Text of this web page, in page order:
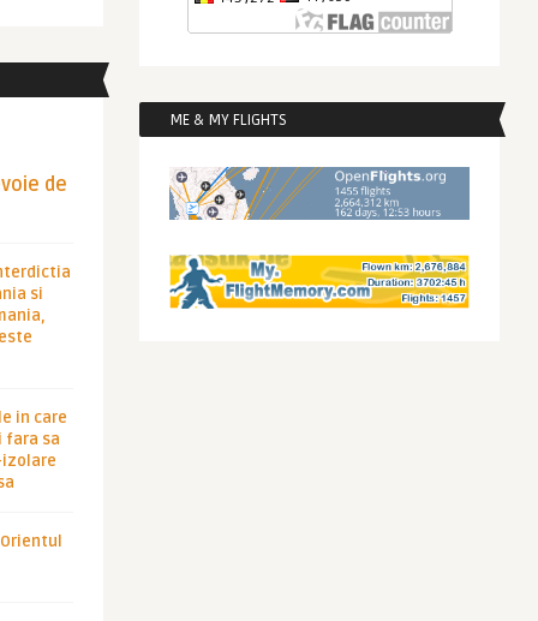
de
si
in care
fara sa
ME & MY FLIGHTS